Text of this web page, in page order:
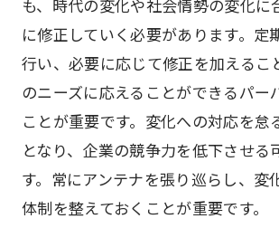
も、時代の変化や社会情勢の変化に
に修正していく必要があります。定
行い、必要に応じて修正を加えるこ
のニーズに応えることができるパー
ことが重要です。変化への対応を怠
となり、企業の競争力を低下させる
す。常にアンテナを張り巡らし、変
体制を整えておくことが重要です。